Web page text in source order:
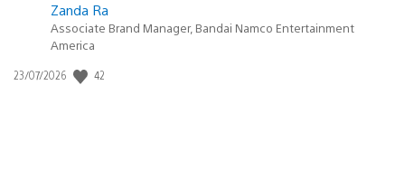
Zanda Ra
Associate Brand Manager, Bandai Namco Entertainment
America
Data
23/07/2026 42